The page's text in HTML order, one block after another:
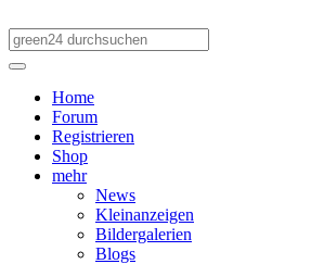
Home
Forum
Registrieren
Shop
mehr
News
Kleinanzeigen
Bildergalerien
Blogs